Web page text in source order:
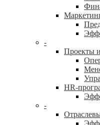
-
Проекты
HR-
-